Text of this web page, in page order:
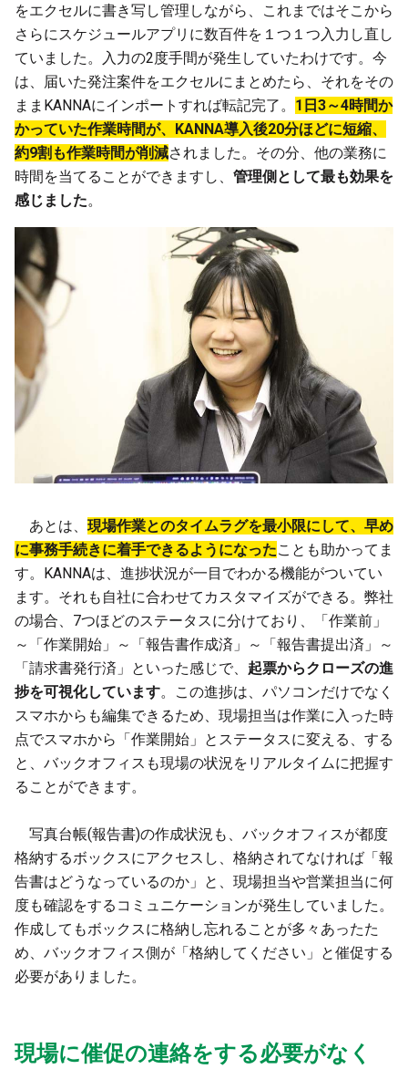
をエクセルに書き写し管理しながら、これまではそこから
さらにスケジュールアプリに数百件を１つ１つ入力し直し
ていました。入力の2度手間が発生していたわけです。今
は、届いた発注案件をエクセルにまとめたら、それをその
ままKANNAにインポートすれば転記完了。 1日3～4時間か
かっていた作業時間が、KANNA導入後20分ほどに短縮、
約9割も作業時間が削減されました。その分、他の業務に
時間を当てることができますし、 管理側として最も効果を
感じました。
あとは、 現場作業とのタイムラグを最小限にして、早め
に事務手続きに着手できるようになったことも助かってま
す。KANNAは、進捗状況が一目でわかる機能がついてい
ます。それも自社に合わせてカスタマイズができる。弊社
の場合、7つほどのステータスに分けており、「作業前」
～「作業開始」～「報告書作成済」～「報告書提出済」～
「請求書発行済」といった感じで、 起票からクローズの進
捗を可視化しています。この進捗は、パソコンだけでなく
スマホからも編集できるため、現場担当は作業に入った時
点でスマホから「作業開始」とステータスに変える、する
と、バックオフィスも現場の状況をリアルタイムに把握す
ることができます。
写真台帳(報告書)の作成状況も、バックオフィスが都度
格納するボックスにアクセスし、格納されてなければ「報
告書はどうなっているのか」と、現場担当や営業担当に何
度も確認をするコミュニケーションが発生していました。
作成してもボックスに格納し忘れることが多々あったた
め、バックオフィス側が「格納してください」と催促する
必要がありました。
現場に催促の連絡をする必要がなく